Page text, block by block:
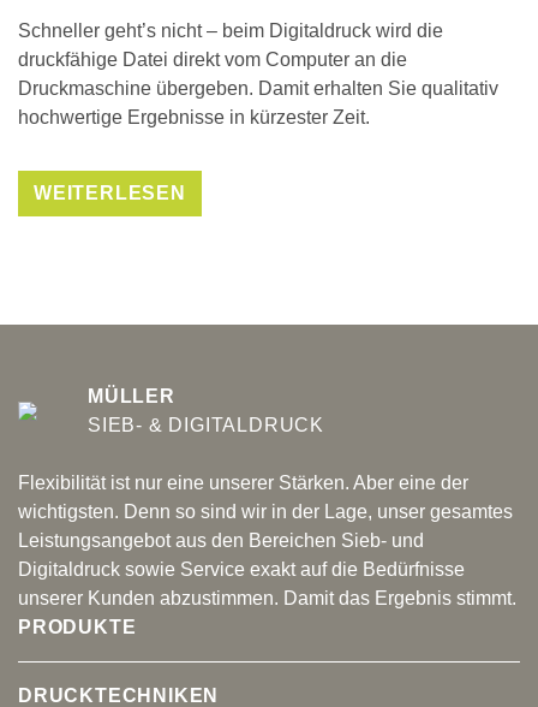
Schneller geht’s nicht – beim Digitaldruck wird die
druckfähige Datei direkt vom Computer an die
Druckmaschine übergeben. Damit erhalten Sie qualitativ
hochwertige Ergebnisse in kürzester Zeit.
WEITERLESEN
MÜLLER
SIEB- & DIGITALDRUCK
Flexibilität ist nur eine unserer Stärken. Aber eine der
wichtigsten. Denn so sind wir in der Lage, unser gesamtes
Leistungsangebot aus den Bereichen Sieb- und
Digitaldruck sowie Service exakt auf die Bedürfnisse
unserer Kunden abzustimmen. Damit das Ergebnis stimmt.
PRODUKTE
DRUCKTECHNIKEN